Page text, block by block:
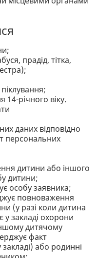
прадід, тітка,
14-річного віку.
даних відповідно
персональних
дитини або іншого
дитини;
особу заявника;
повноваження
(у разі коли дитина
закладі охорони
дитячому
факт
або родинні